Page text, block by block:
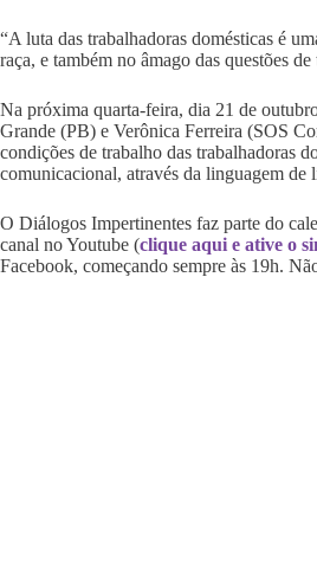
“A luta das trabalhadoras domésticas é
raça, e também no âmago das questões
Na próxima quarta-feira, dia 21 de
Grande (PB) e Verônica Ferreira (SOS
condições de trabalho das trabalhadoras
comunicacional, através da linguagem de
O Diálogos Impertinentes faz parte do
canal no Youtube (clique aqui e ative o
Facebook, começando sempre às 19h.